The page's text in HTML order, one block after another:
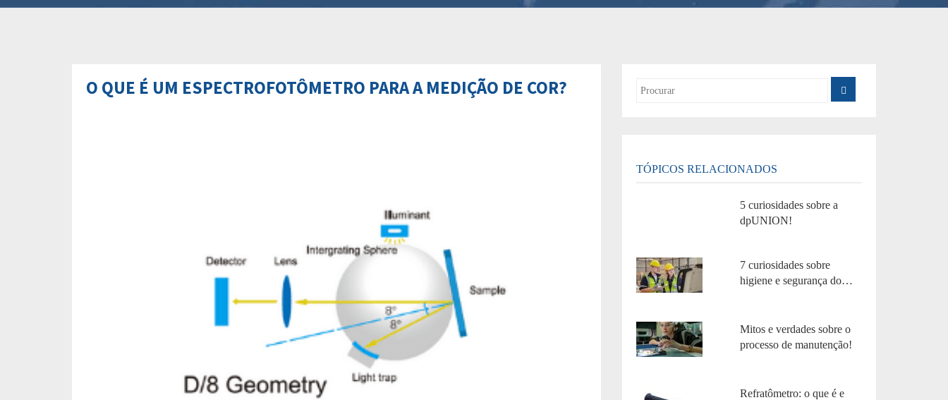
O QUE É UM ESPECTROFOTÔMETRO PARA A MEDIÇÃO DE COR?
TÓPICOS RELACIONADOS
5 curiosidades sobre a
dpUNION!
7 curiosidades sobre
higiene e segurança do
Mitos e verdades sobre o
processo de manutenção!
Refratômetro: o que é e